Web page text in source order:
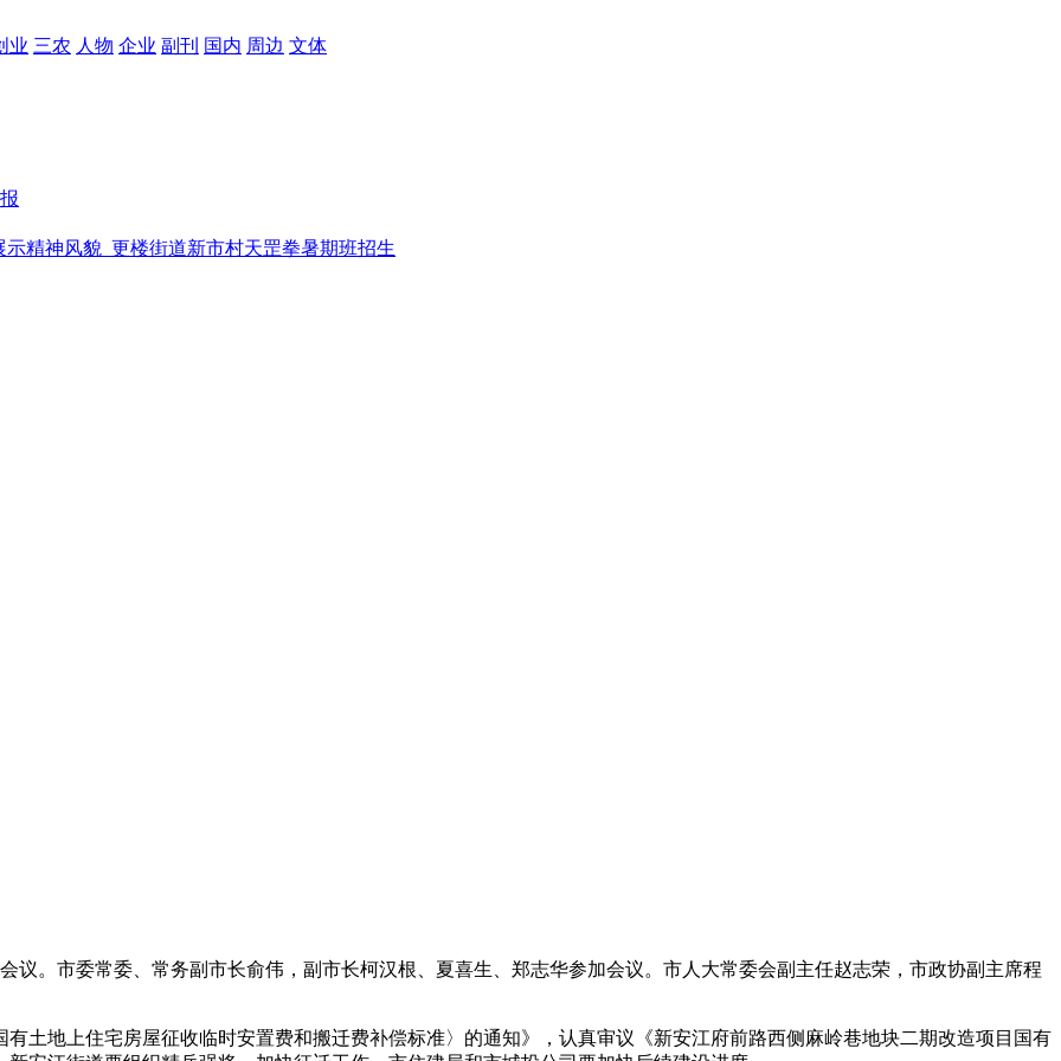
业 三农 人物 企业 副刊 国内 周边 文体
示精神风貌 更楼街道新市村天罡拳暑期班招生
议。市委常委、常务副市长俞伟，副市长柯汉根、夏喜生、郑志华参加会议。市人大常委会副主任赵志荣，市政协副主席程
土地上住宅房屋征收临时安置费和搬迁费补偿标准〉的通知》，认真审议《新安江府前路西侧麻岭巷地块二期改造项目国有